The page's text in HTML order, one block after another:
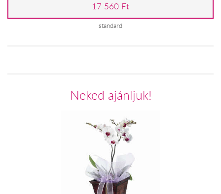
17 560 Ft
standard
Neked ajánljuk!